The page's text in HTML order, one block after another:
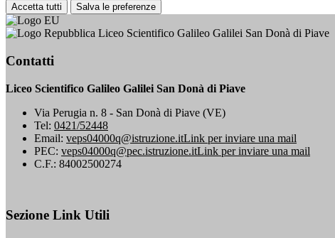
Accetta tutti Salva le preferenze
Liceo Scientifico Galileo Galilei San Donà di Piave
Contatti
Liceo Scientifico Galileo Galilei San Donà di Piave
Via Perugia n. 8 - San Donà di Piave (VE)
Tel: 0421/52448
Email: veps04000q@istruzione.itLink per inviare una mail
PEC: veps04000q@pec.istruzione.itLink per inviare una mail
C.F.: 84002500274
Sezione Link Utili